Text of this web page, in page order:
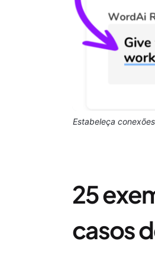
Estabeleça
25
casos